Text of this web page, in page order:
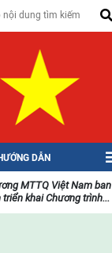
DẪN
MTTQ Việt Nam ban
khai Chương trình...